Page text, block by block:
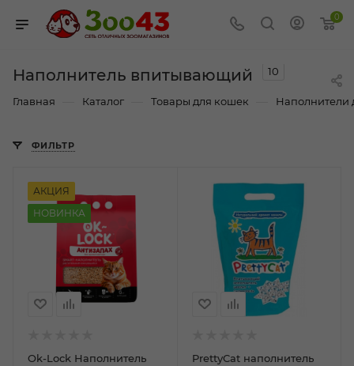
0
Наполнитель впитывающий 10
Главная Каталог Товары для кошек Наполнители
ФИЛЬТР
АКЦИЯ
НОВИНКА
Ok-Lock Наполнитель
PrettyCat наполнитель